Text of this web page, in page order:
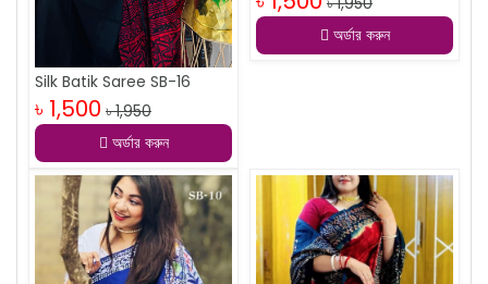
Silk Batik Saree SB-16
৳ 1,500 ৳ 1,950
অর্ডার করুন
অর্ডার করুন